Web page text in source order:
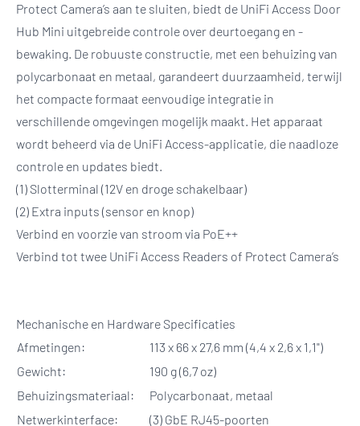
Protect Camera’s aan te sluiten, biedt de UniFi Access Door
Hub Mini uitgebreide controle over deurtoegang en -
bewaking. De robuuste constructie, met een behuizing van
polycarbonaat en metaal, garandeert duurzaamheid, terwijl
het compacte formaat eenvoudige integratie in
verschillende omgevingen mogelijk maakt. Het apparaat
wordt beheerd via de UniFi Access-applicatie, die naadloze
controle en updates biedt.
(1) Slotterminal (12V en droge schakelbaar)
(2) Extra inputs (sensor en knop)
Verbind en voorzie van stroom via PoE++
Verbind tot twee UniFi Access Readers of Protect Camera’s
Mechanische en Hardware Specificaties
Afmetingen:
113 x 66 x 27,6 mm (4,4 x 2,6 x 1,1")
Gewicht:
190 g (6,7 oz)
Behuizingsmateriaal:
Polycarbonaat, metaal
Netwerkinterface:
(3) GbE RJ45-poorten